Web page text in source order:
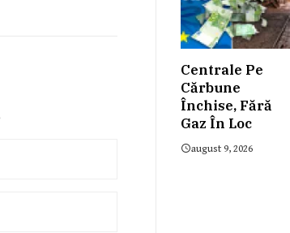
Centrale Pe
Cărbune
Închise, Fără
Gaz În Loc
august 9, 2026